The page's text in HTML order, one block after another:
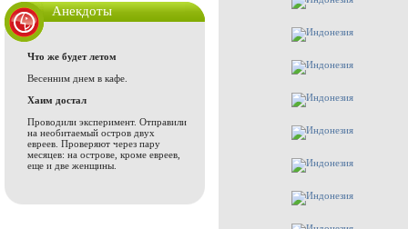
Анекдоты
Что же будет летом
Весенним днем в кафе.
Хаим достал
Проводили эксперимент. Отправили
на необитаемый остров двух
евреев. Проверяют через пару
месяцев: на острове, кроме евреев,
еще и две женщины.